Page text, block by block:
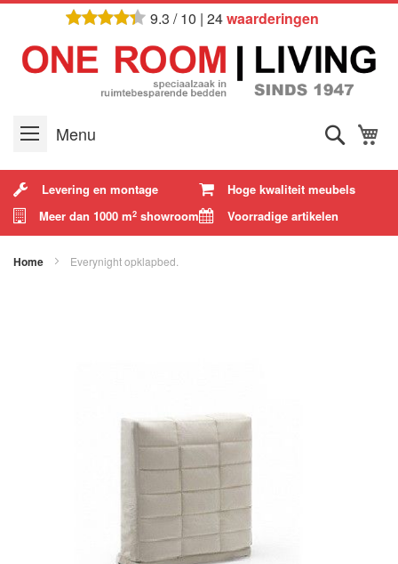
Ga
naar
de
inhoud
9.3 / 10 | 24waarderingen
Menu Zoek
Levering en montage
Hoge kwaliteit meubels
Meer dan 1000 m2 showroom Voorradige artikelen
Home Everynight opklapbed.